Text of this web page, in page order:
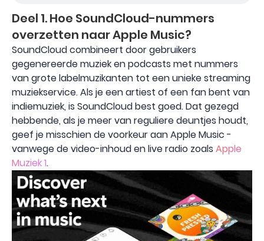
Deel 1. Hoe SoundCloud-nummers
overzetten naar Apple Music?
SoundCloud combineert door gebruikers
gegenereerde muziek en podcasts met nummers
van grote labelmuzikanten tot een unieke streaming
muziekservice. Als je een artiest of een fan bent van
indiemuziek, is SoundCloud best goed. Dat gezegd
hebbende, als je meer van reguliere deuntjes houdt,
geef je misschien de voorkeur aan Apple Music -
vanwege de video-inhoud en live radio zoals Apple
Muziek 1.